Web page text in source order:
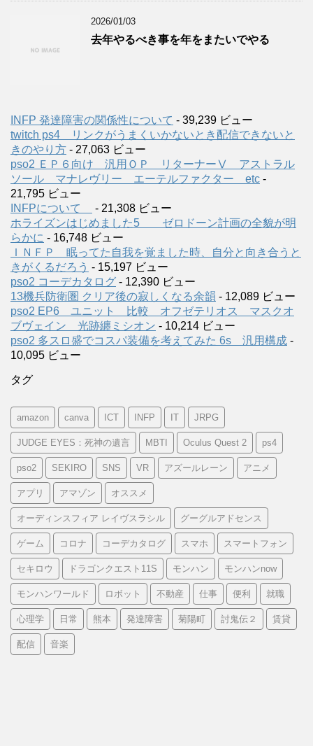
2026/01/03
去年やるべき事を年をまたいでやる
INFP 発達障害の関係性について - 39,239 ビュー
twitch ps4 リンクがうまくいかないとき配信できないと
きのやり方 - 27,063 ビュー
pso2 ＥＰ６向け 汎用ＯＰ リターナーⅤ アストラル
ソール マナレヴリー エーテルファクター etc -
21,795 ビュー
INFPについて
- 21,308 ビュー
ホライズンはじめました5 ゼロドーン計画の全貌が明
らかに - 16,748 ビュー
ＩＮＦＰ 眠ってた自我を覚ました時、自分と向き合うと
きがくるだろう - 15,197 ビュー
pso2 コーデカタログ - 12,390 ビュー
13機兵防衛圏 クリア後の寂しくなる余韻 - 12,089 ビュー
pso2 EP6 ユニット 比較 オフゼテリオス マスクオ
ブヴェイン 光跡纏ミシオン - 10,214 ビュー
pso2 多スロ盛でコスパ装備を考えてみた 6s 汎用構成 -
10,095 ビュー
タグ
amazon canva ICT INFP IT JRPG
JUDGE EYES：死神の遺言 MBTI Oculus Quest 2 ps4
pso2 SEKIRO SNS VR アズールレーン アニメ
アプリ アマゾン オススメ
オーディンスフィア レイヴスラシル グーグルアドセンス
ゲーム コロナ コーデカタログ スマホ スマートフォン
セキロウ ドラゴンクエスト11S モンハン モンハンnow
モンハンワールド ロボット 不動産 仕事 便利 就職
心理学 日常 熊本 発達障害 菊陽町 討鬼伝２ 賃貸
配信 音楽